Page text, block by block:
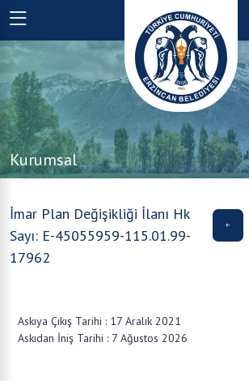
Kurumsal
İmar Plan Değişikliği İlanı Hk
Sayı: E-45055959-115.01.99-
17962
Askıya Çıkış Tarihi : 17 Aralık 2021
Askıdan İniş Tarihi : 7 Ağustos 2026